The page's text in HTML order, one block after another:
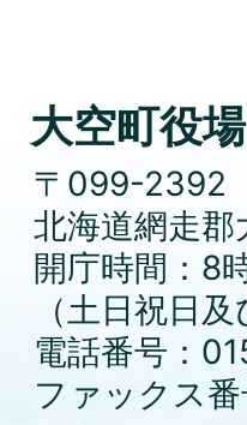
大空町役場
〒099-2392
北海道網走郡
開庁時間：8
（土日祝日
電話番号：
ファックス